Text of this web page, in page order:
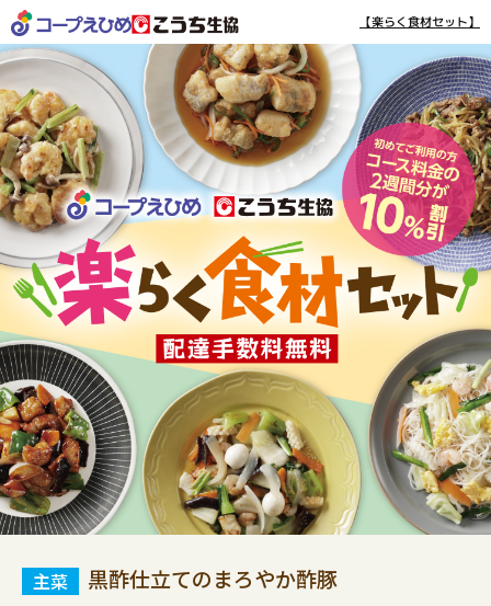
【楽らく食材セット】
黒酢仕立てのまろやか酢豚